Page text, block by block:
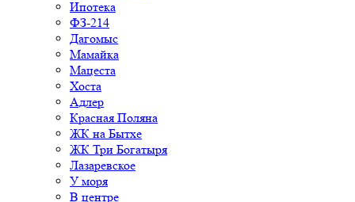
Ипотека
ФЗ-214
Дагомыс
Мамайка
Мацеста
Хоста
Адлер
Красная Поляна
ЖК на Бытхе
ЖК Три Богатыря
Лазаревское
У моря
В центре